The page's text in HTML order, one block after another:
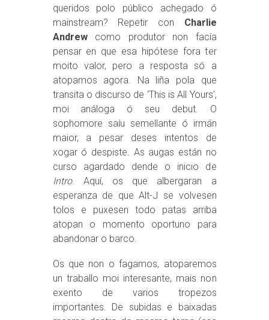
queridos polo público achegado ó
mainstream? Repetir con Charlie
Andrewcomo produtor non facía
pensar en que esa hipótese fora ter
moito valor, pero a resposta só a
atopamos agora. Na liña pola que
transita o discurso de ‘This is All Yours’,
moi análoga ó seu debut. O
sophomore saíu semellante ó irmán
maior, a pesar deses intentos de
xogar ó despiste. As augas están no
curso agardado dende o inicio de
Intro. Aquí, os que albergaran a
esperanza de que Alt-J se volvesen
tolos e puxesen todo patas arriba
atopan o momento oportuno para
abandonar o barco.
Os que non o fagamos, atoparemos
un traballo moi interesante, mais non
exento de varios tropezos
importantes. De subidas e baixadas